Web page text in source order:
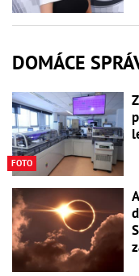
DOMÁCE
FOTO